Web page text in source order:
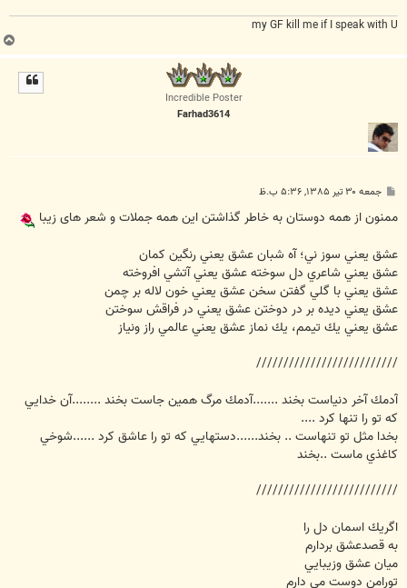
my GF kill me if I speak with U
ب
ا
Incredible Poster
Farhad3614
پ
ت
جمعه ۳۰ تیر ۱۳۸۵, ۵:۳۶ ب.ظ
ممنون از همه دوستان به خاطر گذاشتن این همه جملات و شعر های زیبا
عشق يعني سوز ني؛ آه شبان عشق يعني رنگين كمان
عشق يعني شاعري دل سوخته عشق يعني آتشي افروخته
عشق يعني با گلي گفتن سخن عشق يعني خون لاله بر چمن
عشق يعني ديده بر در دوختن عشق يعني در فراقش سوختن
عشق يعني يك تيمم، يك نماز عشق يعني عالمي راز ونياز
//////////////////////////
آدمك آخر دنياست بخند .......آدمك مرگ همين جاست بخند ........آن خدايي
كه تو را تنها كرد ....
بخدا مثل تو تنهاست .. بخند......دستهايي كه تو را عاشق كرد ......شوخي
كاغذي ماست ..بخند
//////////////////////////
اگريك اسمان دل را
به قصدعشق بردارم
ميان عشق وزيبايي
تورامن دوست مي دارم